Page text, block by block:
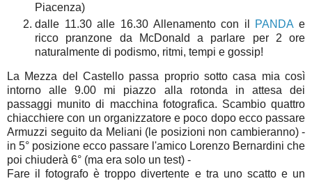
Piacenza)
dalle 11.30 alle 16.30 Allenamento con il PANDA e
ricco pranzone da McDonald a parlare per 2 ore
naturalmente di podismo, ritmi, tempi e gossip!
La Mezza del Castello passa proprio sotto casa mia così
intorno alle 9.00 mi piazzo alla rotonda in attesa dei
passaggi munito di macchina fotografica. Scambio quattro
chiacchiere con un organizzatore e poco dopo ecco passare
Armuzzi seguito da Meliani (le posizioni non cambieranno) -
in 5° posizione ecco passare l'amico Lorenzo Bernardini che
poi chiuderà 6° (ma era solo un test) -
Fare il fotografo è troppo divertente e tra uno scatto e un